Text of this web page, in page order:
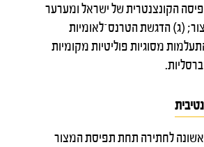
הקונצנטרית של ישראל ומערער
(ג) הדגשת הטרנס־לאומיות
מסוגיות פוליטיות מקומיות
לחתירה תחת תפיסת המצור